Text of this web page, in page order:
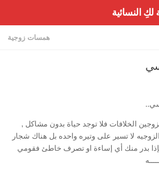
النسائية
همسات زوجية
الخلافات فلا توجد حياة بدون مشاكل ,
لا تسير على وتيره واحده بل هناك شجار
بدر منك أي إساءة او تصرف خاطئ فقومي